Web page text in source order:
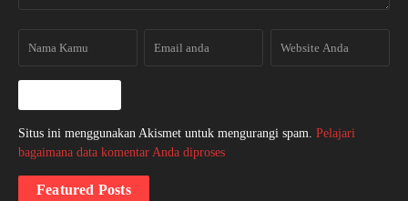
Situs ini menggunakan Akismet untuk mengurangi spam. Pelajari
bagaimana data komentar Anda diproses
Featured Posts